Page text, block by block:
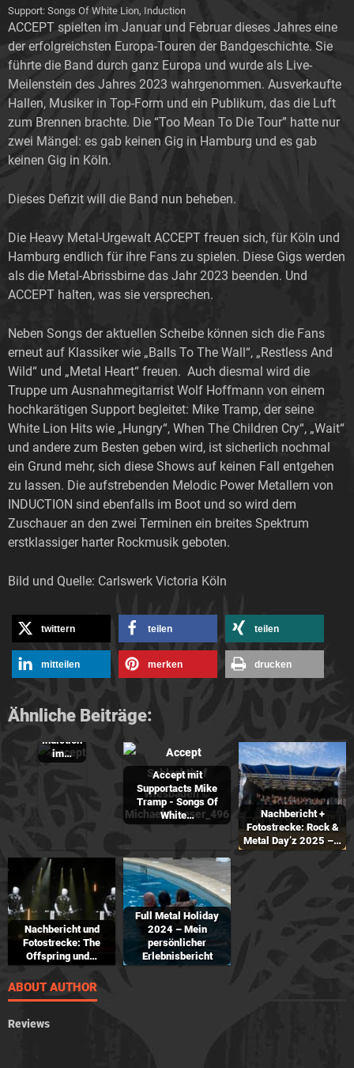
Support: Songs Of White Lion, Induction
ACCEPT spielten im Januar und Februar dieses Jahres eine
der erfolgreichsten Europa-Touren der Bandgeschichte. Sie
führte die Band durch ganz Europa und wurde als Live-
Meilenstein des Jahres 2023 wahrgenommen. Ausverkaufte
Hallen, Musiker in Top-Form und ein Publikum, das die Luft
zum Brennen brachte. Die “Too Mean To Die Tour” hatte nur
zwei Mängel: es gab keinen Gig in Hamburg und es gab
keinen Gig in Köln.
Dieses Defizit will die Band nun beheben.
Die Heavy Metal-Urgewalt ACCEPT freuen sich, für Köln und
Hamburg endlich für ihre Fans zu spielen. Diese Gigs werden
als die Metal-Abrissbirne das Jahr 2023 beenden. Und
ACCEPT halten, was sie versprechen.
Neben Songs der aktuellen Scheibe können sich die Fans
erneut auf Klassiker wie „Balls To The Wall“, „Restless And
Wild“ und „Metal Heart“ freuen. Auch diesmal wird die
Truppe um Ausnahmegitarrist Wolf Hoffmann von einem
hochkarätigen Support begleitet: Mike Tramp, der seine
White Lion Hits wie „Hungry“, When The Children Cry“, „Wait“
und andere zum Besten geben wird, ist sicherlich nochmal
ein Grund mehr, sich diese Shows auf keinen Fall entgehen
zu lassen. Die aufstrebenden Melodic Power Metallern von
INDUCTION sind ebenfalls im Boot und so wird dem
Zuschauer an den zwei Terminen ein breites Spektrum
erstklassiger harter Rockmusik geboten.
Bild und Quelle: Carlswerk Victoria Köln
twittern teilen teilen
mitteilen merken drucken
Ähnliche Beiträge:
Tramp
Indiction
im…
Accept mit
Supportacts Mike
Tramp - Songs Of
White…
Nachbericht +
Fotostrecke: Rock &
Metal Day’z 2025 –…
Nachbericht und
Fotostrecke: The
Offspring und…
Full Metal Holiday
2024 – Mein
persönlicher
Erlebnisbericht
ABOUT AUTHOR
Reviews